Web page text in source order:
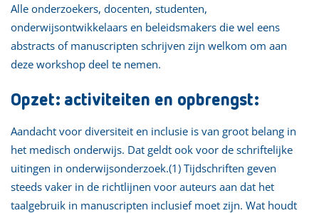
Alle onderzoekers, docenten, studenten,
onderwijsontwikkelaars en beleidsmakers die wel eens
abstracts of manuscripten schrijven zijn welkom om aan
deze workshop deel te nemen.
Opzet: activiteiten en opbrengst:
Aandacht voor diversiteit en inclusie is van groot belang in
het medisch onderwijs. Dat geldt ook voor de schriftelijke
uitingen in onderwijsonderzoek.(1) Tijdschriften geven
steeds vaker in de richtlijnen voor auteurs aan dat het
taalgebruik in manuscripten inclusief moet zijn. Wat houdt